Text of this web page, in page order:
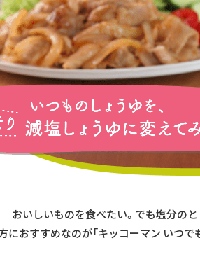
おいしいものを食べたい。でも塩分の
におすすめなのが「キッコーマン いつで